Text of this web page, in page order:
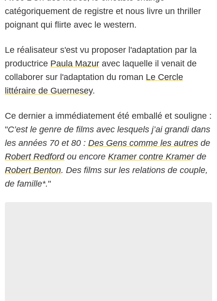
catégoriquement de registre et nous livre un thriller
poignant qui flirte avec le western.
Le réalisateur s'est vu proposer l'adaptation par la
productrice Paula Mazur avec laquelle il venait de
collaborer sur l'adaptation du roman Le Cercle
littéraire de Guernesey.
Ce dernier a immédiatement été emballé et souligne :
"C’est le genre de films avec lesquels j’ai grandi dans
les années 70 et 80 : Des Gens comme les autres de
Robert Redfordou encore Kramer contre Kramer de
Robert Benton. Des films sur les relations de couple,
de famille*."